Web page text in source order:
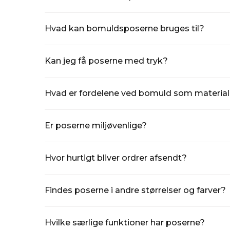
Hvad kan bomuldsposerne bruges til?
Kan jeg få poserne med tryk?
Hvad er fordelene ved bomuld som
Er poserne miljøvenlige?
Hvor hurtigt bliver ordrer afsendt?
Findes poserne i andre størrelser og farver?
Hvilke særlige funktioner har poserne?